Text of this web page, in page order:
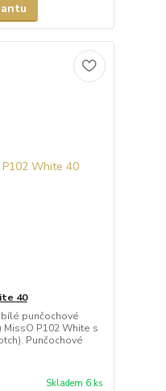
40
punčochové
P102 White s
Punčochové
Skladem 6 ks